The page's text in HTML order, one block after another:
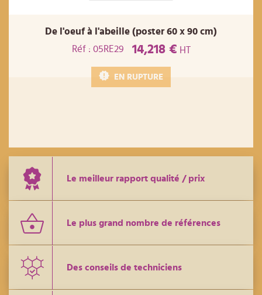
De l'oeuf à l'abeille (poster 60 x 90 cm)
Réf : 05RE29
14,218 € HT
EN RUPTURE
Le meilleur rapport qualité / prix
Le plus grand nombre de références
Des conseils de techniciens